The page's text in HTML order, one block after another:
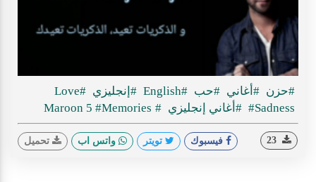
#حزن #أغاني #حب #English #إنجليزي #Love
#Sadness #أغاني إنجليزي #Maroon 5
#Memories
فيسبوك تويتر واتس اب تحميل